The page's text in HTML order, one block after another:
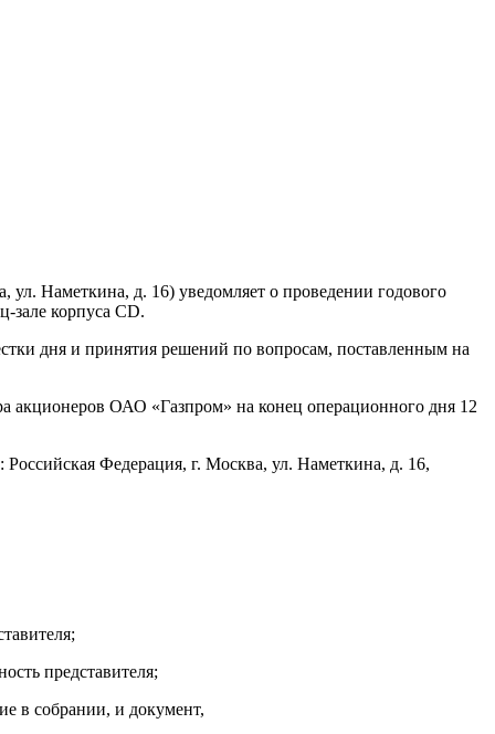
Наметкина, д. 16) уведомляет о проведении годового
зале корпуса CD.
дня и принятия решений по вопросам, поставленным на
акционеров ОАО «Газпром» на конец операционного дня 12
Российская Федерация, г. Москва, ул. Наметкина, д. 16,
представителя;
в собрании, и документ,